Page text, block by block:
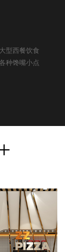
型西餐饮食
种馋嘴小点